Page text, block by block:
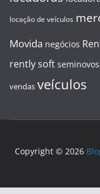
locação de veículos
Movida negócios
rently soft seminovos
vendas veículos
Copyright © 2026